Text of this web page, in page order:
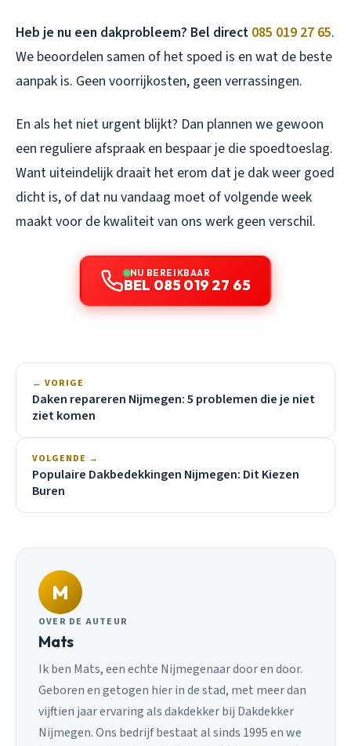
Heb je nu een dakprobleem? Bel direct 085 019 27 65.
We beoordelen samen of het spoed is en wat de beste
aanpak is. Geen voorrijkosten, geen verrassingen.
En als het niet urgent blijkt? Dan plannen we gewoon
een reguliere afspraak en bespaar je die spoedtoeslag.
Want uiteindelijk draait het erom dat je dak weer goed
dicht is, of dat nu vandaag moet of volgende week
maakt voor de kwaliteit van ons werk geen verschil.
NU BEREIKBAAR
BEL 085 019 27 65
← VORIGE
Daken repareren Nijmegen: 5 problemen die je niet
ziet komen
VOLGENDE →
Populaire Dakbedekkingen Nijmegen: Dit Kiezen
Buren
M
OVER DE AUTEUR
Mats
Ik ben Mats, een echte Nijmegenaar door en door.
Geboren en getogen hier in de stad, met meer dan
vijftien jaar ervaring als dakdekker bij Dakdekker
Nijmegen. Ons bedrijf bestaat al sinds 1995 en we